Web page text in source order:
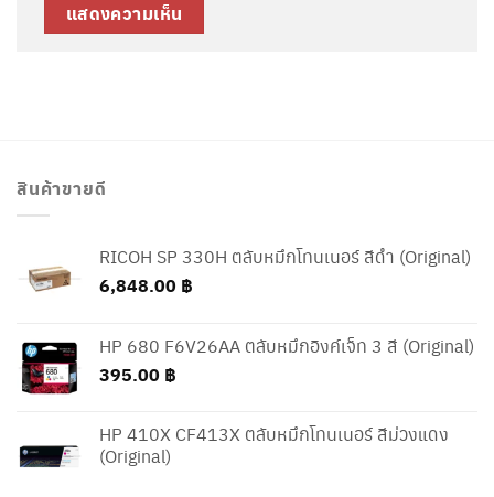
สินค้าขายดี
RICOH SP 330H ตลับหมึกโทนเนอร์ สีดำ (Original)
6,848.00 ฿
HP 680 F6V26AA ตลับหมึกอิงค์เจ็ท 3 สี (Original)
395.00 ฿
HP 410X CF413X ตลับหมึกโทนเนอร์ สีม่วงแดง
(Original)